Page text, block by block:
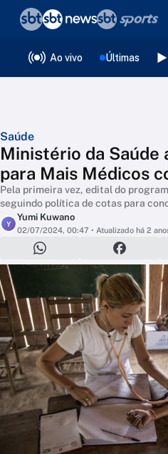
Ao vivo Últimas
Saúde
Ministério da Saúde
para Mais Médicos
Pela primeira vez, edital do
seguindo política de cotas para
Y
Yumi Kuwano
02/07/2024, 00:47 • Atualizado há 2
❮voltar
Editorias